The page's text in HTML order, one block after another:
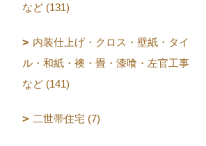
など (131)
内装仕上げ・クロス・壁紙・タイ
ル・和紙・襖・畳・漆喰・左官工事
など (141)
二世帯住宅 (7)